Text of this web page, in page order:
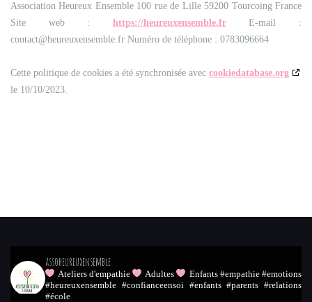
Association Heureux Ensemble 100 rue de Lille 59200 Tourcoing France
Site web : https://heureuxensemble.fr
E-mail :
contact@heureuxensemble.fr Numéro de téléphone : 0783096664
Cette politique de cookies a été synchronisée avec cookiedatabase.org
le 10/10/2023.
assoheureuxensemble
Ateliers d'empathie Adultes Enfants #empathie #emotions
#heureuxensemble #confianceensoi #enfants #parents #relations
#école